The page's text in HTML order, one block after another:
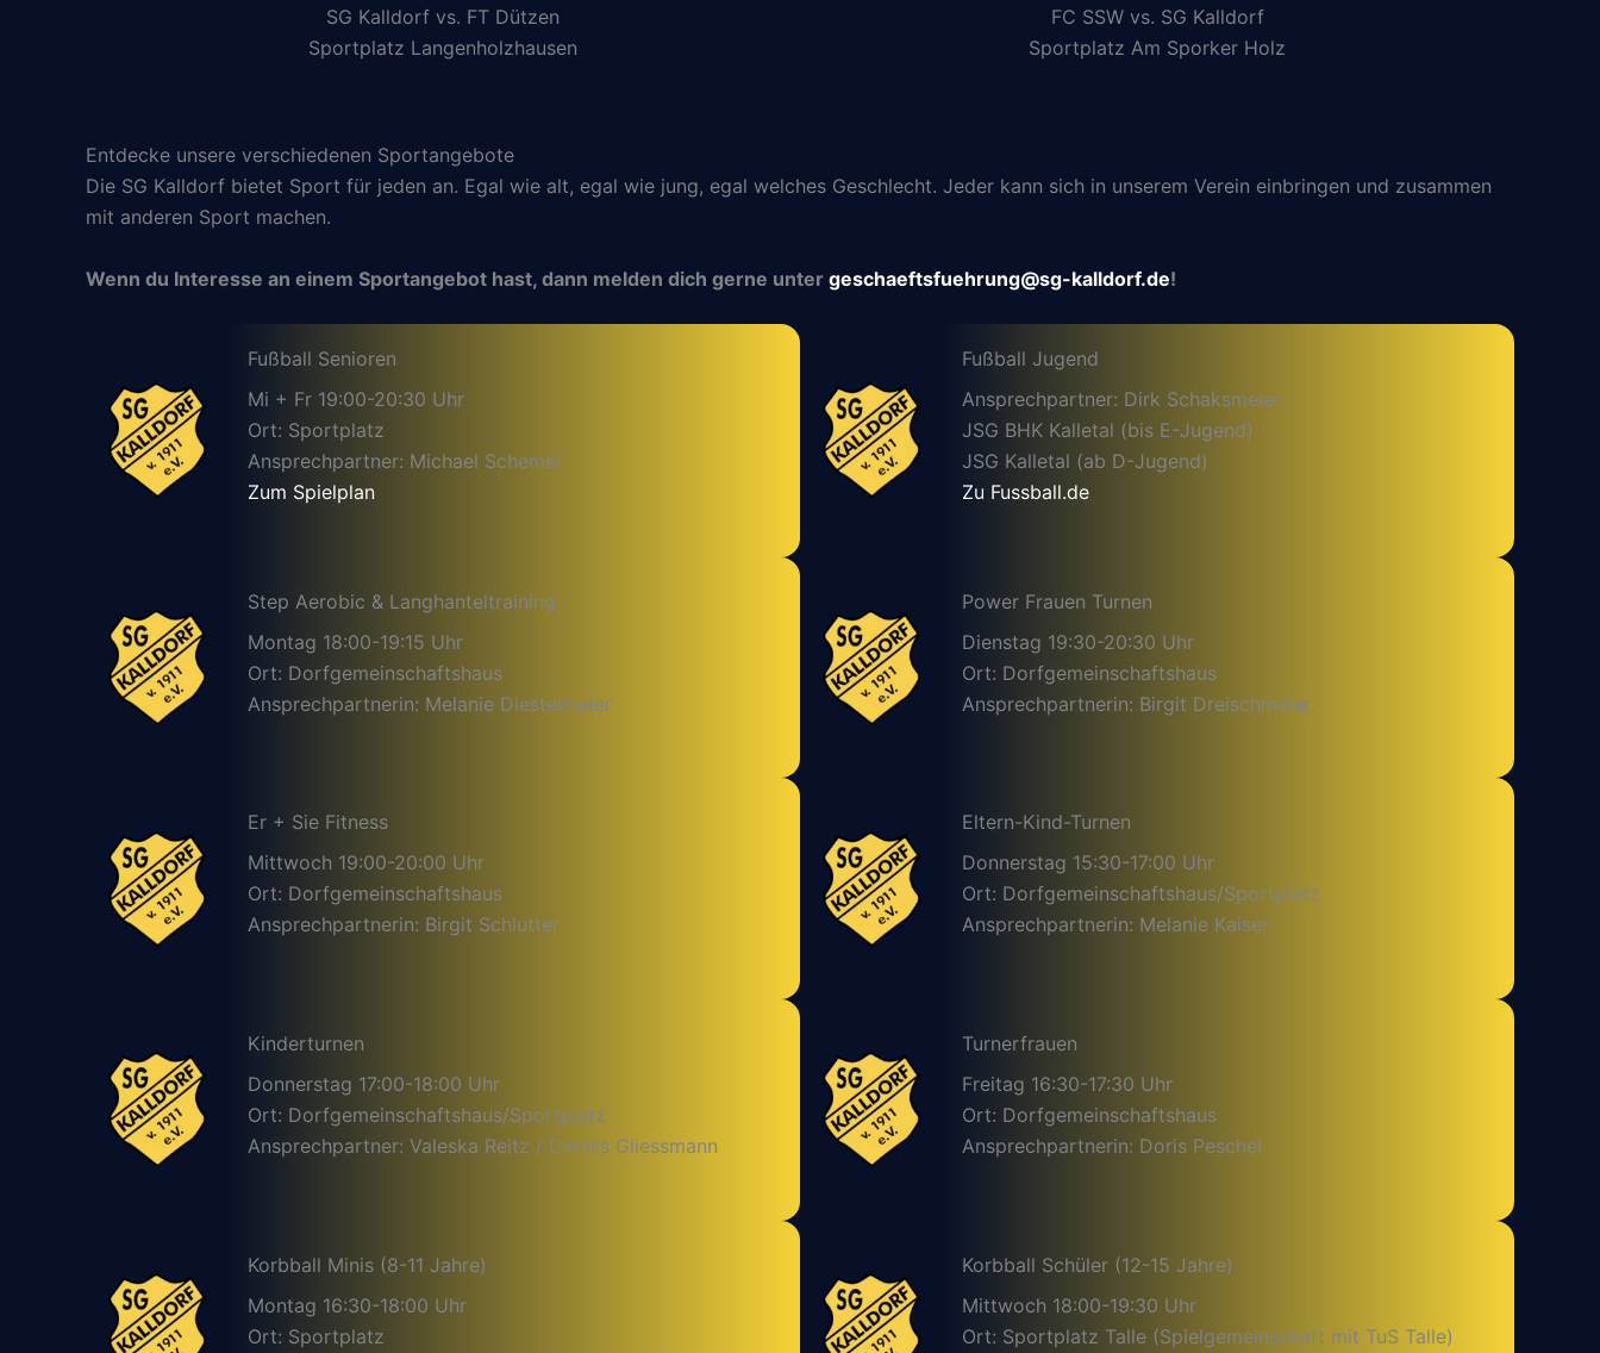
SG Kalldorf vs. FT Dützen
Sportplatz Langenholzhausen
FC SSW vs. SG Kalldorf
Sportplatz Am Sporker Holz
Entdecke unsere verschiedenen Sportangebote
Die SG Kalldorf bietet Sport für jeden an. Egal wie alt, egal wie jung, egal welches Geschlecht. Jeder kann sich in unserem Verein einbringen und zusammen
mit anderen Sport machen.
Wenn du Interesse an einem Sportangebot hast, dann melden dich gerne unter geschaeftsfuehrung@sg-kalldorf.de!
Fußball Senioren
Mi + Fr 19:00-20:30 Uhr
Ort: Sportplatz
Ansprechpartner: Michael Schemel
Zum Spielplan
Fußball Jugend
Ansprechpartner: Dirk Schaksmeier
JSG BHK Kalletal (bis E-Jugend)
JSG Kalletal (ab D-Jugend)
Zu Fussball.de
Step Aerobic & Langhanteltraining
Montag 18:00-19:15 Uhr
Ort: Dorfgemeinschaftshaus
Ansprechpartnerin: Melanie Diestelmeier
Power Frauen Turnen
Dienstag 19:30-20:30 Uhr
Ort: Dorfgemeinschaftshaus
Ansprechpartnerin: Birgit Dreischmeier
Er + Sie Fitness
Mittwoch 19:00-20:00 Uhr
Ort: Dorfgemeinschaftshaus
Ansprechpartnerin: Birgit Schlutter
Eltern-Kind-Turnen
Donnerstag 15:30-17:00 Uhr
Ort: Dorfgemeinschaftshaus/Sportplatz
Ansprechpartnerin: Melanie Kaiser
Kinderturnen
Donnerstag 17:00-18:00 Uhr
Ort: Dorfgemeinschaftshaus/Sportplatz
Ansprechpartner: Valeska Reitz / Dennis Gliessmann
Turnerfrauen
Freitag 16:30-17:30 Uhr
Ort: Dorfgemeinschaftshaus
Ansprechpartnerin: Doris Peschel
Korbball Minis (8-11 Jahre)
Montag 16:30-18:00 Uhr
Ort: Sportplatz
Korbball Schüler (12-15 Jahre)
Mittwoch 18:00-19:30 Uhr
Ort: Sportplatz Talle (Spielgemeinschaft mit TuS Talle)